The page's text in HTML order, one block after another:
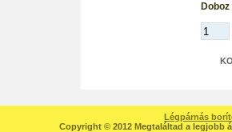
Légpárnás
Copyright © 2012 Megtaláltad a legjobb